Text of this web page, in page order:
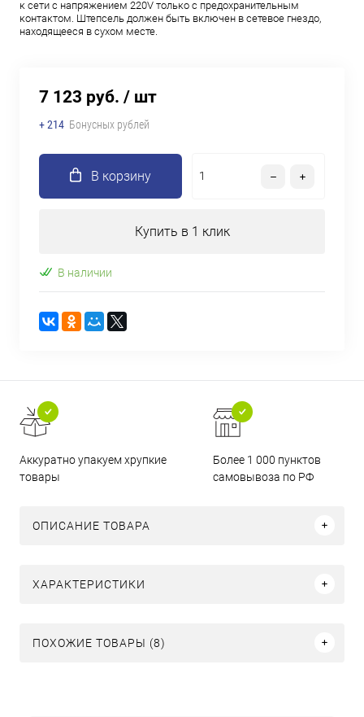
к сети с напряжением 220V только с предохранительным
контактом. Штепсель должен быть включен в сетевое гнездо,
находящееся в сухом месте.
7 123 руб. / шт
+ 214 Бонусных рублей
В корзину
Купить в 1 клик
В наличии
Аккуратно упакуем хрупкие
товары
Более 1 000 пунктов
самовывоза по РФ
ОПИСАНИЕ ТОВАРА
ХАРАКТЕРИСТИКИ
ПОХОЖИЕ ТОВАРЫ (8)